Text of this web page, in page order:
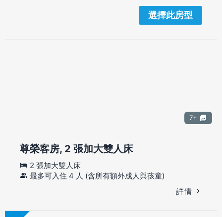
選擇此房型
7+
尊榮客房, 2 張加大雙人床
2 張加大雙人床
最多可入住 4 人 (含所有額外成人與孩童)
詳情